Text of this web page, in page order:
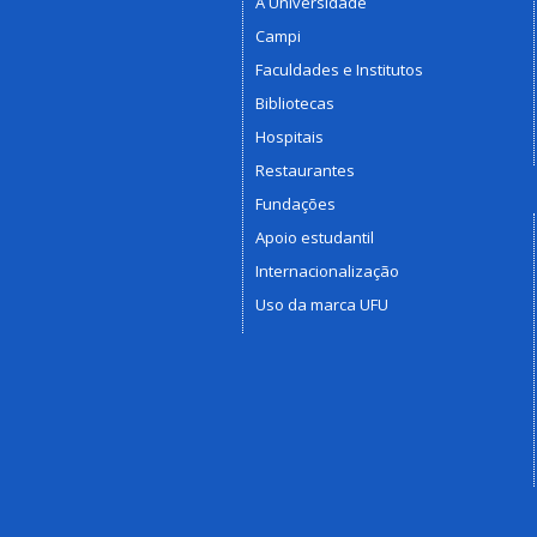
Campi
Faculdades e Institutos
Bibliotecas
Hospitais
Restaurantes
Fundações
Apoio estudantil
Internacionalização
Uso da marca UFU